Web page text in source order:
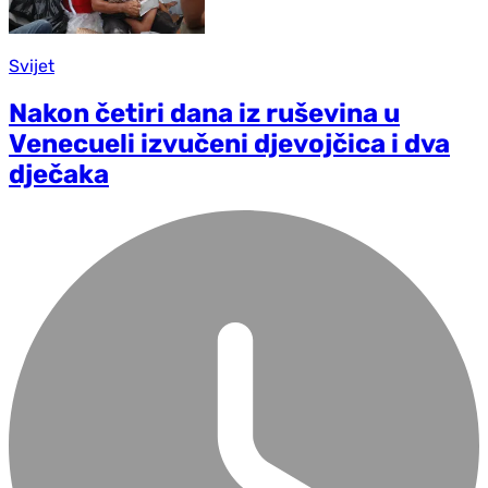
Svijet
Nakon četiri dana iz ruševina u
Venecueli izvučeni djevojčica i dva
dječaka